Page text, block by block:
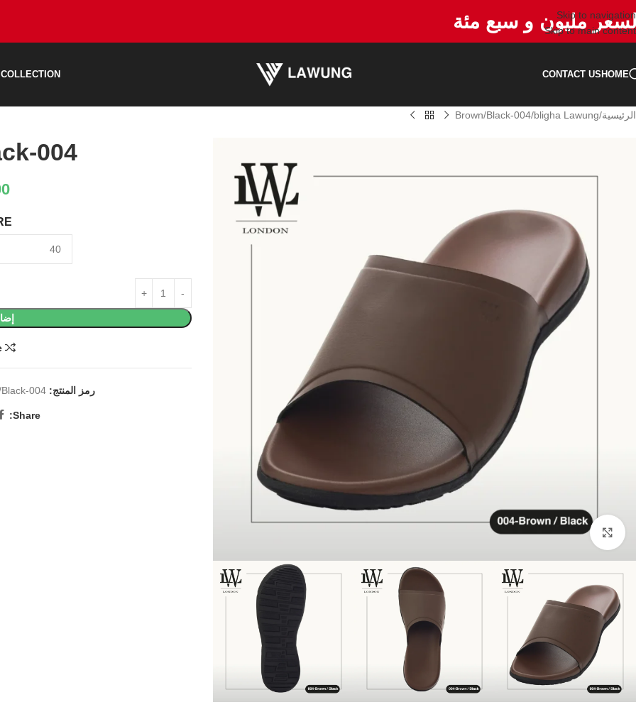
Skip to navigation
Skip to main contentمليون و سبع مئة
HOME
CONTACT US
الرئيسية bligha Lawung
Brown/Black-004
Click to enlarge
004
رمز المنتج: 004
Share: